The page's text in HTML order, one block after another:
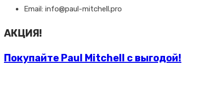
Email: info@paul-mitchell.pro
АКЦИЯ!
Покупайте Paul Mitchell с выгодой!